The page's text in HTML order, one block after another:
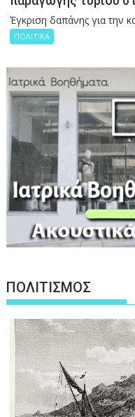
Έγκριση δαπάνης για την
ΠΟΛΙΤΙΚΑ
ΠΟΛΙΤΙΣΜΟΣ